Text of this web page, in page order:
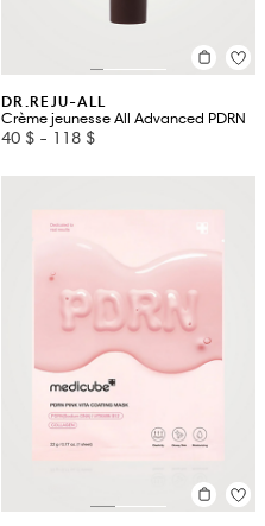
DR.REJU-ALL
Crème jeunesse All Advanced PDRN
40 $ - 118 $